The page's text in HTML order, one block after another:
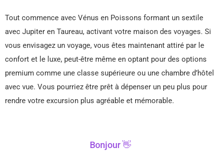
Tout commence avec Vénus en Poissons formant un sextile
avec Jupiter en Taureau, activant votre maison des voyages. Si
vous envisagez un voyage, vous êtes maintenant attiré par le
confort et le luxe, peut-être même en optant pour des options
premium comme une classe supérieure ou une chambre d’hôtel
avec vue. Vous pourriez être prêt à dépenser un peu plus pour
rendre votre excursion plus agréable et mémorable.
Bonjour 👋